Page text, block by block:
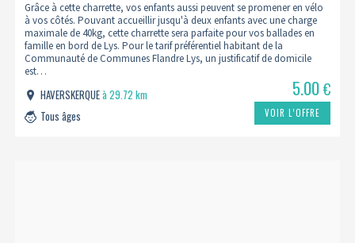
Grâce à cette charrette, vos enfants aussi peuvent se promener en vélo
à vos côtés. Pouvant accueillir jusqu'à deux enfants avec une charge
maximale de 40kg, cette charrette sera parfaite pour vos ballades en
famille en bord de Lys. Pour le tarif préférentiel habitant de la
Communauté de Communes Flandre Lys, un justificatif de domicile
est…
HAVERSKERQUEà 29.72 km
Tous âges
5.00€
VOIR L’OFFRE